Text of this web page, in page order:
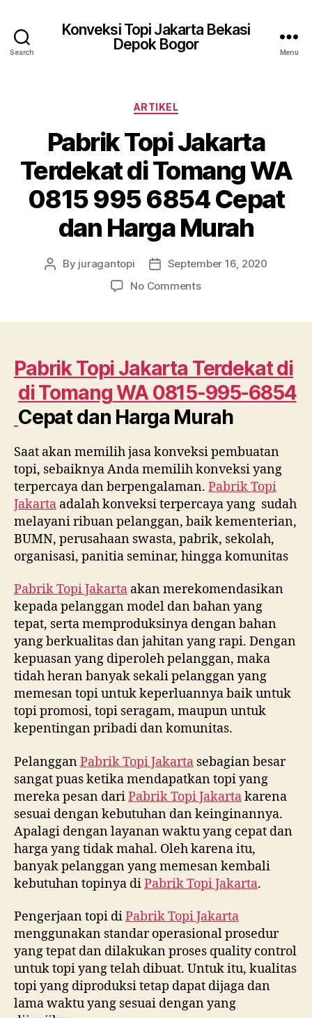
Search
Konveksi Topi Jakarta Bekasi
Depok Bogor
Menu
Categories
ARTIKEL
Pabrik Topi Jakarta
Terdekat di Tomang WA
0815 995 6854 Cepat
dan Harga Murah
Post
By juragantopi
PostSeptember 16, 2020
No Commentson
di
Tomang
WA
0815
995
Cepat
dan
Harga
Murah
Pabrik Topi Jakarta Terdekat di
diTomangWA 0815-995-6854
Cepat dan Harga Murah
Saat akan memilih jasa konveksi pembuatan
topi, sebaiknya Anda memilih konveksi yang
terpercaya dan berpengalaman. Pabrik Topi
Jakarta adalah konveksi terpercaya yang sudah
melayani ribuan pelanggan, baik kementerian,
BUMN, perusahaan swasta, pabrik, sekolah,
organisasi, panitia seminar, hingga komunitas
Pabrik Topi Jakarta akan merekomendasikan
kepada pelanggan model dan bahan yang
tepat, serta memproduksinya dengan bahan
yang berkualitas dan jahitan yang rapi. Dengan
kepuasan yang diperoleh pelanggan, maka
tidah heran banyak sekali pelanggan yang
memesan topi untuk keperluannya baik untuk
topi promosi, topi seragam, maupun untuk
kepentingan pribadi dan komunitas.
PelangganPabrik Topi Jakarta sebagian besar
sangat puas ketika mendapatkan topi yang
mereka pesan dariPabrik Topi Jakartakarena
sesuai dengan kebutuhan dan keinginannya.
Apalagi dengan layanan waktu yang cepat dan
harga yang tidak mahal. Oleh karena itu,
banyak pelanggan yang memesan kembali
kebutuhan topinya diPabrik Topi Jakarta.
Pengerjaan topi diPabrik Topi Jakarta
menggunakan standar operasional prosedur
yang tepat dan dilakukan proses quality control
untuk topi yang telah dibuat. Untuk itu, kualitas
topi yang diproduksi tetap dapat dijaga dan
lama waktu yang sesuai dengan yang